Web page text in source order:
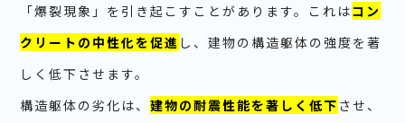
「爆裂現象」を引き起こすことがあります。これはコン
クリートの中性化を促進 し、建物の構造躯体の強度を著
しく低下させます。
構造躯体の劣化は、建物の耐震性能を著しく低下 させ、